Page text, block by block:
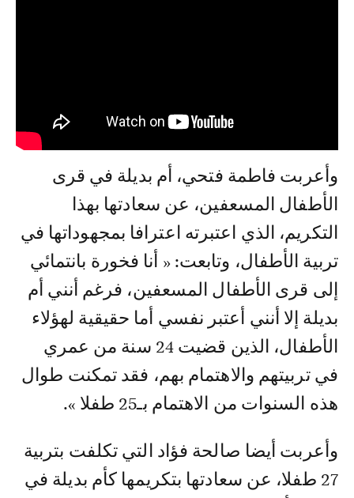
وأعربت فاطمة فتحي، أم بديلة في قرى
الأطفال المسعفين، عن سعادتها بهذا
التكريم، الذي اعتبرته اعترافا بمجهوداتها في
تربية الأطفال، وتابعت: « أنا فخورة بانتمائي
إلى قرى الأطفال المسعفين، فرغم أنني أم
بديلة إلا أنني أعتبر نفسي أما حقيقية لهؤلاء
الأطفال، الذين قضيت 24 سنة من عمري
في تربيتهم والاهتمام بهم، فقد تمكنت طوال
هذه السنوات من الاهتمام بـ25 طفلا ».
وأعربت أيضا صالحة فؤاد التي تكلفت بتربية
27 طفلا، عن سعادتها بتكريمها كأم بديلة في